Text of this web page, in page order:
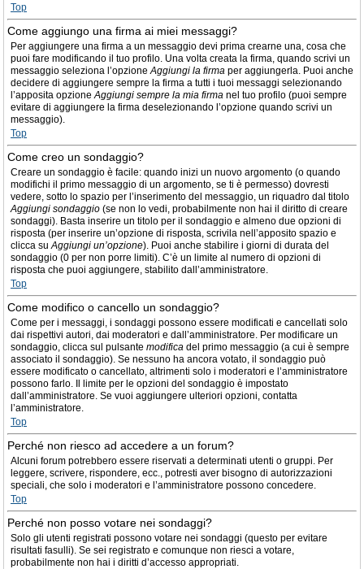
Top
Come aggiungo una firma ai miei messaggi?
Per aggiungere una firma a un messaggio devi prima crearne una, cosa che
puoi fare modificando il tuo profilo. Una volta creata la firma, quando scrivi un
messaggio seleziona l’opzioneAggiungi la firma per aggiungerla. Puoi anche
decidere di aggiungere sempre la firma a tutti i tuoi messaggi selezionando
l’apposita opzioneAggiungi sempre la mia firma nel tuo profilo (puoi sempre
evitare di aggiungere la firma deselezionando l’opzione quando scrivi un
messaggio).
Top
Come creo un sondaggio?
Creare un sondaggio è facile: quando inizi un nuovo argomento (o quando
modifichi il primo messaggio di un argomento, se ti è permesso) dovresti
vedere, sotto lo spazio per l’inserimento del messaggio, un riquadro dal titolo
Aggiungi sondaggio (se non lo vedi, probabilmente non hai il diritto di creare
sondaggi). Basta inserire un titolo per il sondaggio e almeno due opzioni di
risposta (per inserire un’opzione di risposta, scrivila nell’apposito spazio e
clicca suAggiungi un’opzione). Puoi anche stabilire i giorni di durata del
sondaggio (0 per non porre limiti). C’è un limite al numero di opzioni di
risposta che puoi aggiungere, stabilito dall’amministratore.
Top
Come modifico o cancello un sondaggio?
Come per i messaggi, i sondaggi possono essere modificati e cancellati solo
dai rispettivi autori, dai moderatori e dall’amministratore. Per modificare un
sondaggio, clicca sul pulsante modifica del primo messaggio (a cui è sempre
associato il sondaggio). Se nessuno ha ancora votato, il sondaggio può
essere modificato o cancellato, altrimenti solo i moderatori e l’amministratore
possono farlo. Il limite per le opzioni del sondaggio è impostato
dall’amministratore. Se vuoi aggiungere ulteriori opzioni, contatta
l’amministratore.
Top
Perché non riesco ad accedere a un forum?
Alcuni forum potrebbero essere riservati a determinati utenti o gruppi. Per
leggere, scrivere, rispondere, ecc., potresti aver bisogno di autorizzazioni
speciali, che solo i moderatori e l’amministratore possono concedere.
Top
Perché non posso votare nei sondaggi?
Solo gli utenti registrati possono votare nei sondaggi (questo per evitare
risultati fasulli). Se sei registrato e comunque non riesci a votare,
probabilmente non hai i diritti d’accesso appropriati.